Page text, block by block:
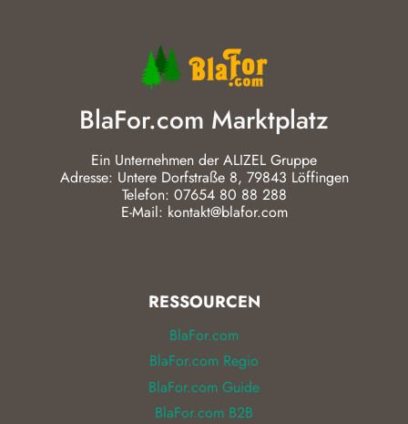
BlaFor.com Marktplatz
Ein Unternehmen der ALIZEL Gruppe
Adresse: Untere Dorfstraße 8, 79843 Löffingen
Telefon: 07654 80 88 288
E-Mail: kontakt@blafor.com
RESSOURCEN
BlaFor.com
BlaFor.com Regio
BlaFor.com Guide
BlaFor.com B2B